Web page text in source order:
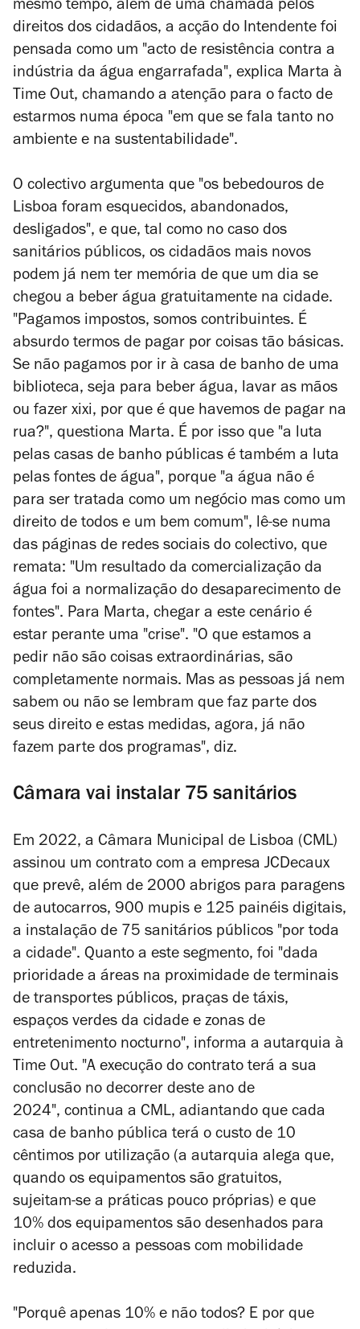
mesmo tempo, além de uma chamada pelos
direitos dos cidadãos, a acção do Intendente foi
pensada como um "acto de resistência contra a
indústria da água engarrafada", explica Marta à
Time Out, chamando a atenção para o facto de
estarmos numa época "em que se fala tanto no
ambiente e na sustentabilidade".
O colectivo argumenta que "os bebedouros de
Lisboa foram esquecidos, abandonados,
desligados", e que, tal como no caso dos
sanitários públicos, os cidadãos mais novos
podem já nem ter memória de que um dia se
chegou a beber água gratuitamente na cidade.
"Pagamos impostos, somos contribuintes. É
absurdo termos de pagar por coisas tão básicas.
Se não pagamos por ir à casa de banho de uma
biblioteca, seja para beber água, lavar as mãos
ou fazer xixi, por que é que havemos de pagar na
rua?", questiona Marta. É por isso que "a luta
pelas casas de banho públicas é também a luta
pelas fontes de água", porque "a água não é
para ser tratada como um negócio mas como um
direito de todos e um bem comum", lê-se numa
das páginas de redes sociais do colectivo, que
remata: "Um resultado da comercialização da
água foi a normalização do desaparecimento de
fontes". Para Marta, chegar a este cenário é
estar perante uma "crise". "O que estamos a
pedir não são coisas extraordinárias, são
completamente normais. Mas as pessoas já nem
sabem ou não se lembram que faz parte dos
seus direito e estas medidas, agora, já não
fazem parte dos programas", diz.
Câmara vai instalar 75 sanitários
Em 2022, a Câmara Municipal de Lisboa (CML)
assinou um contrato com a empresa JCDecaux
que prevê, além de 2000 abrigos para paragens
de autocarros, 900 mupis e 125 painéis digitais,
a instalação de 75 sanitários públicos " por toda
a cidade". Quanto a este segmento, foi "dada
prioridade a áreas na proximidade de terminais
de transportes públicos, praças de táxis,
espaços verdes da cidade e zonas de
entretenimento nocturno", informa a autarquia à
Time Out. "A execução do contrato terá a sua
conclusão no decorrer deste ano de
2024", continua a CML, adiantando que cada
casa de banho pública terá o custo de 10
cêntimos por utilização (a autarquia alega que,
quando os equipamentos são gratuitos,
sujeitam-se a práticas pouco próprias) e que
10% dos equipamentos são desenhados para
incluir o acesso a pessoas com mobilidade
reduzida.
"Porquê apenas 10% e não todos? E por que